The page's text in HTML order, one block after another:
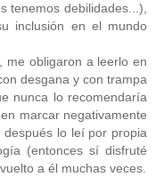
tenemos debilidades...),
inclusión en el mundo
me obligaron a leerlo en
desgana y con trampa
nunca lo recomendaría
marcar negativamente
lo leí por propia
(entonces sí disfruté
a él muchas veces.